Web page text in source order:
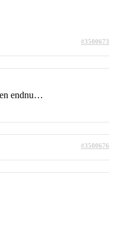
#3500673
endnu…
#3500676